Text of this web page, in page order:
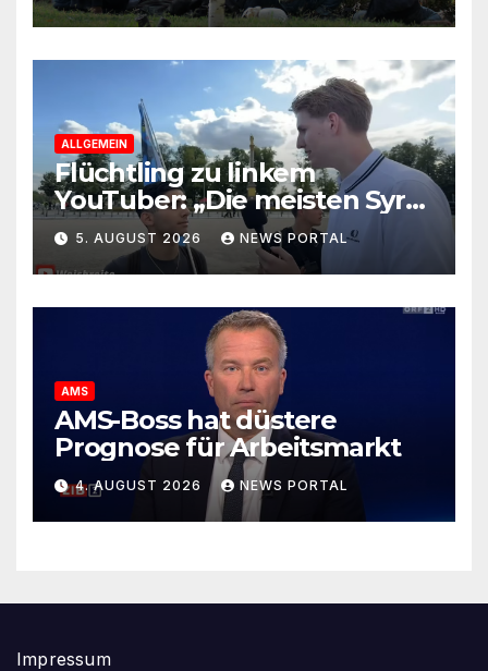
ALLGEMEIN
Flüchtling zu linkem
YouTuber: „Die meisten Syrer
kommen wegen der
Sozialleistungen“
5. AUGUST 2026 NEWS PORTAL
AMS
AMS-Boss hat düstere
Prognose für Arbeitsmarkt
4. AUGUST 2026 NEWS PORTAL
Impressum